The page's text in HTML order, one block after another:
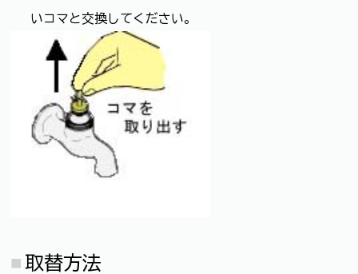
いコマと交換してください。
取替方法